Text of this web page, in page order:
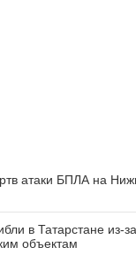
атаки БПЛА на
в Татарстане из-
объектам